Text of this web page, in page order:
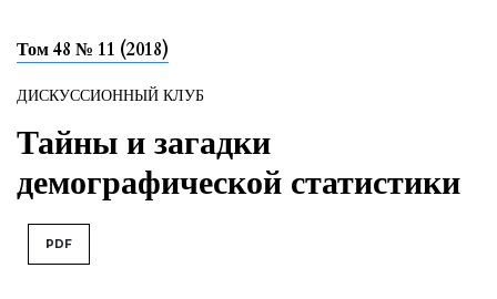
Том 48 № 11 (2018)
ДИСКУССИОННЫЙ КЛУБ
Тайны и загадки
демографической статистики
PDF